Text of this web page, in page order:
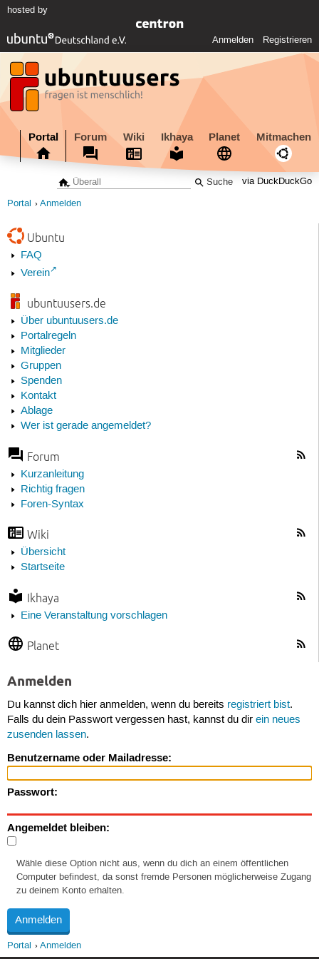
hosted by
Anmelden Registrieren
Portal Forum Wiki Ikhaya Planet Mitmachen
via DuckDuckGo
Portal Anmelden
Ubuntu
FAQ
Verein
ubuntuusers.de
Über ubuntuusers.de
Portalregeln
Mitglieder
Gruppen
Spenden
Kontakt
Ablage
Wer ist gerade angemeldet?
Forum
Kurzanleitung
Richtig fragen
Foren-Syntax
Wiki
Übersicht
Startseite
Ikhaya
Eine Veranstaltung vorschlagen
Planet
Anmelden
Du kannst dich hier anmelden, wenn du bereits registriert bist.
Falls du dein Passwort vergessen hast, kannst du dir ein neues
zusenden lassen.
Benutzername oder Mailadresse:
Passwort:
Angemeldet bleiben:
Wähle diese Option nicht aus, wenn du dich an einem öffentlichen
Computer befindest, da sonst fremde Personen möglicherweise Zugang
zu deinem Konto erhalten.
Portal Anmelden